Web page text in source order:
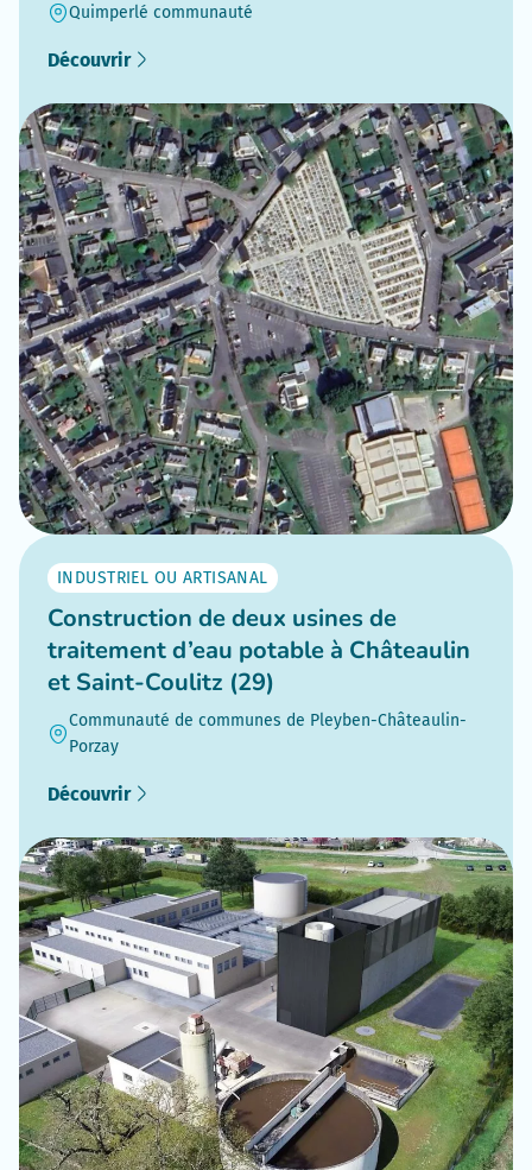
Quimperlé communauté
Découvrir
INDUSTRIEL OU ARTISANAL
Construction de deux usines de
traitement d’eau potable à Châteaulin
et Saint-Coulitz (29)
Communauté de communes de Pleyben-Châteaulin-
Porzay
Découvrir